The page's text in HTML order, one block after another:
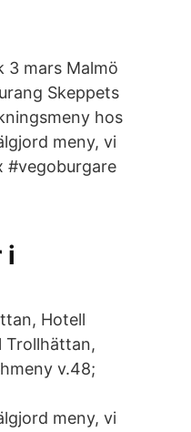
3 mars Malmö
Skeppets
hos
meny, vi
#vegoburgare
i
Hotell
Trollhättan,
v.48;
meny, vi